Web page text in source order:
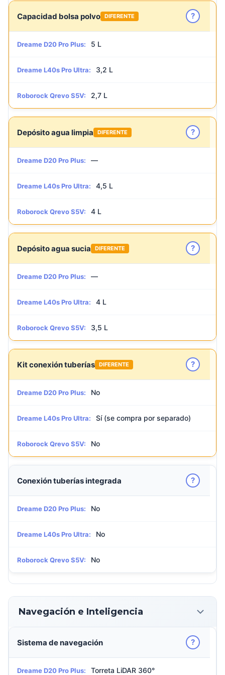
Capacidad bolsa polvo DIFERENTE ?
Dreame D20 Pro Plus: 5 L
Dreame L40s Pro Ultra: 3,2 L
Roborock Qrevo S5V: 2,7 L
Depósito agua limpia DIFERENTE ?
Dreame D20 Pro Plus: —
Dreame L40s Pro Ultra: 4,5 L
Roborock Qrevo S5V: 4 L
Depósito agua sucia DIFERENTE ?
Dreame D20 Pro Plus: —
Dreame L40s Pro Ultra: 4 L
Roborock Qrevo S5V: 3,5 L
Kit conexión tuberías DIFERENTE ?
Dreame D20 Pro Plus: No
Dreame L40s Pro Ultra: Sí (se compra por separado)
Roborock Qrevo S5V: No
Conexión tuberías integrada ?
Dreame D20 Pro Plus: No
Dreame L40s Pro Ultra: No
Roborock Qrevo S5V: No
Navegación e Inteligencia
Sistema de navegación ?
Dreame D20 Pro Plus: Torreta LiDAR 360°